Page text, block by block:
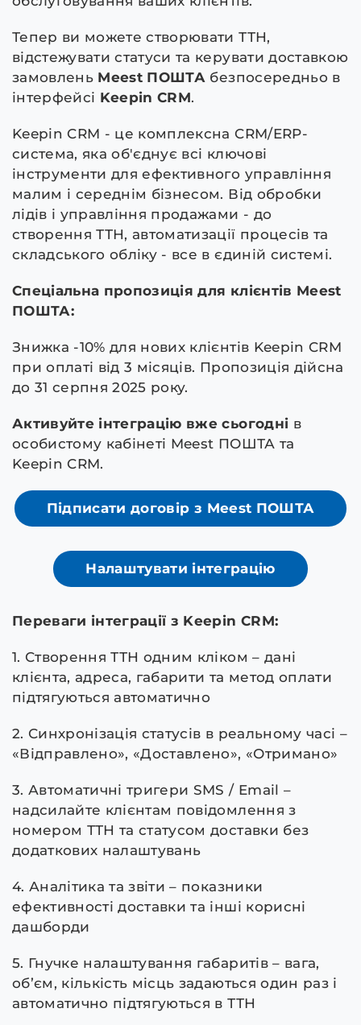
Тепер ви можете створювати ТТН,
відстежувати статуси та керувати доставкою
замовлень Meest ПОШТА безпосередньо в
інтерфейсі Keepin CRM.
Keepin CRM - це комплексна CRM/ERP-
система, яка об'єднує всі ключові
інструменти для ефективного управління
малим і середнім бізнесом. Від обробки
лідів і управління продажами - до
створення ТТН, автоматизації процесів та
складського обліку - все в єдиній системі.
Спеціальна пропозиція для клієнтів Meest
ПОШТА:
Знижка -10% для нових клієнтів Keepin CRM
при оплаті від 3 місяців. Пропозиція дійсна
до 31 серпня 2025 року.
Активуйте інтеграцію вже сьогодні в
особистому кабінеті Meest ПОШТА та
Keepin CRM.
Підписати договір з Meest ПОШТА
Налаштувати інтеграцію
Переваги інтеграції з Keepin CRM:
1. Створення ТТН одним кліком – дані
клієнта, адреса, габарити та метод оплати
підтягуються автоматично
2. Синхронізація статусів в реальному часі –
«Відправлено», «Доставлено», «Отримано»
3. Автоматичні тригери SMS / Email –
надсилайте клієнтам повідомлення з
номером ТТН та статусом доставки без
додаткових налаштувань
4. Аналітика та звіти – показники
ефективності доставки та інші корисні
дашборди
5. Гнучке налаштування габаритів – вага,
об’єм, кількість місць задаються один раз і
автоматично підтягуються в ТТН